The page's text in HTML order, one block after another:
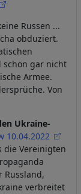
Russen ...
obduziert.
schon gar nicht
Armee.
Von
Ukraine-
10.04.2022
die Vereinigten
Russland,
verbreitet